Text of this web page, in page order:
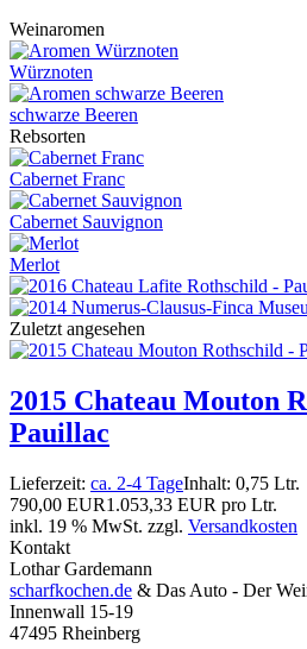
Weinaromen
Würznoten
schwarze Beeren
Rebsorten
Cabernet Franc
Cabernet Sauvignon
Merlot
Zuletzt angesehen
2015 Chateau Mouton
Pauillac
Lieferzeit: ca. 2-4 TageInhalt: 0,75 Ltr.
790,00 EUR1.053,33 EUR pro Ltr.
inkl. 19 % MwSt. zzgl. Versandkosten
Kontakt
Lothar Gardemann
scharfkochen.de & Das Auto - Der
Innenwall 15-19
47495 Rheinberg